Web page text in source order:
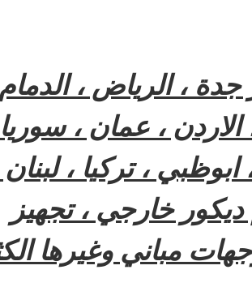
، الرياض ،
، عمان ،
، تركيا ، لبنان
خارجي ، تجهيز
مباني وغيرها